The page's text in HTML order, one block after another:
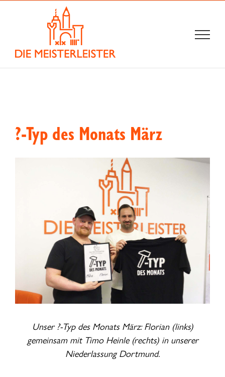
?-Typ des Monats März
Unser ?-Typ des Monats März: Florian (links)
gemeinsam mit Timo Heinle (rechts) in unserer
Niederlassung Dortmund.